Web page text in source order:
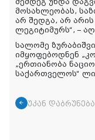
მოსახლეობას,
არ შედგა, არ
ლეგიტიმურს“, –
სალომე
იმყოფებოდნენ
„ერთიანობა
საქართველოს“
უკან დაბრუნება